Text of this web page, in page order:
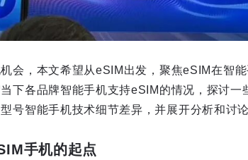
会，本文希望从eSIM出发，聚焦eSIM在智
下各品牌智能手机支持eSIM的情况，探讨
号智能手机技术细节差异，并展开分析和讨论
手机的起点